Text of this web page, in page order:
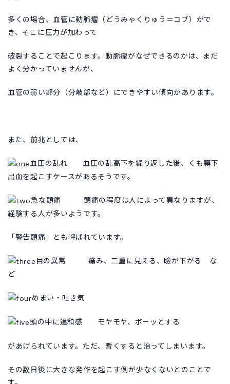
多くの場合、血管に動脈瘤（どうみゃくりゅう＝コブ）がで
き、そこに圧力が加わって
破裂することで起こります。動脈瘤がなぜできるのかは、まだ
よく分かっていませんが、
血管の弱い部分（分岐部など）にできやすい傾向があります。
また、前兆としては、
血圧の乱れ 血圧の乱高下を繰り返した後、くも膜下
出血を起こすケースがあるそうです。
急な頭痛 頭痛の程度は人によって異なりますが、
経験する人が多いようです。
「警告頭痛」とも呼ばれています。
目の異常 痛み、二重に見える、瞼が下がる な
ど
めまい・吐き気
頭の中に違和感 モヤモヤ、ボーッとする
があげられています。ただ、暫くすると治ってしまいます。
その数日後に大きな発作を起こす例が少なくないとのことで
す。